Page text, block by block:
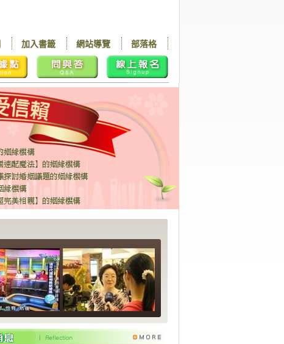
部落格
網站導覽
加入書籤